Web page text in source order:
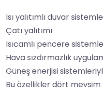
Isı yalıtımlı duvar
Çatı yalıtımı
Isıcamlı pencere
Hava sızdırmazlık
Güneş enerjisi
Bu özellikler dört